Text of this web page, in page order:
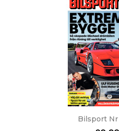
Bilsport Nr